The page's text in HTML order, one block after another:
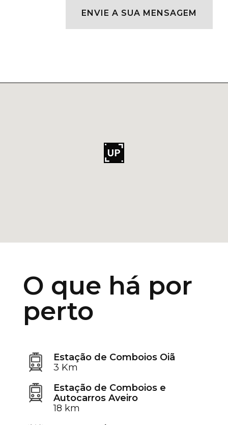
O que há por
perto
Estação de Comboios Oiã
3 Km
Estação de Comboios e
Autocarros Aveiro
18 km